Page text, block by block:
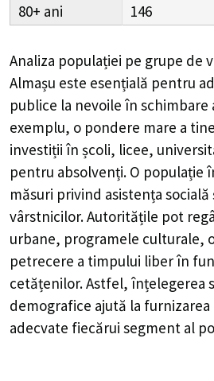
80+
146
Analiza populației pe grupe de
Almașu este esențială pentru
publice la nevoile în schimbare
exemplu, o pondere mare a
investiții în școli, licee,
pentru absolvenți. O populație
măsuri privind asistența
vârstnicilor. Autoritățile pot
urbane, programele culturale,
petrecere a timpului liber în
cetățenilor. Astfel, înțelegerea
demografice ajută la
adecvate fiecărui segment al